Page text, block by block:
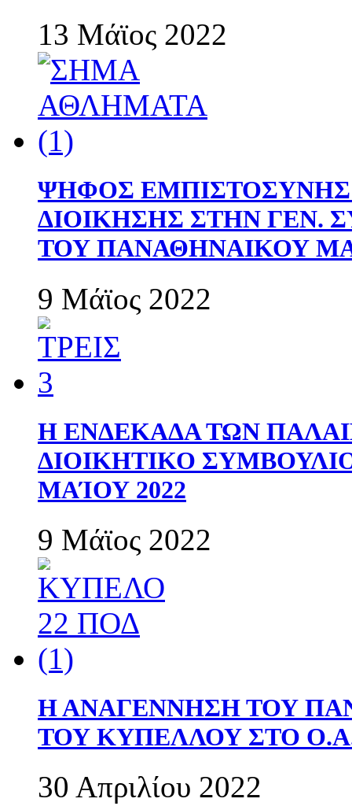
13 Μάϊος 2022
ΨΗΦΟΣ
ΔΙΟΙΚΗΣΗΣ ΣΤΗΝ ΓΕΝ.
ΤΟΥ ΠΑΝΑΘΗΝΑΙΚΟΥ
9 Μάϊος 2022
Η ΕΝΔΕΚΑΔΑ ΤΩΝ
ΔΙΟΙΚΗΤΙΚΟ
ΜΑΊΟΥ 2022
9 Μάϊος 2022
Η ΑΝΑΓΕΝΝΗΣΗ ΤΟΥ
ΤΟΥ ΚΥΠΕΛΛΟΥ ΣΤΟ
30 Απριλίου 2022